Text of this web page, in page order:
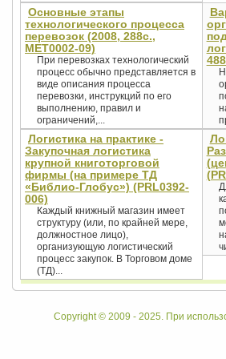
Основные этапы
технологического процесса
перевозок (2008, 288с.,
MET0002-09)
При перевозках технологический
процесс обычно представляется в
виде описания процесса
перевозки, инструкций по его
выполнению, правил и
ограничений,...
Логистика на практике -
Закупочная логистика
крупной книготорговой
фирмы (на примере ТД
«Библио-Глобус») (PRL0392-
006)
Каждый книжный магазин имеет
структуру (или, по крайней мере,
должностное лицо),
организующую логистический
процесс закупок. В Торговом доме
(ТД)...
Copyright © 2009 - 2025. При